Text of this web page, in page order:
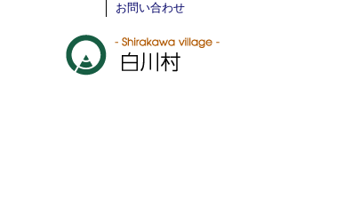
お問い合わせ